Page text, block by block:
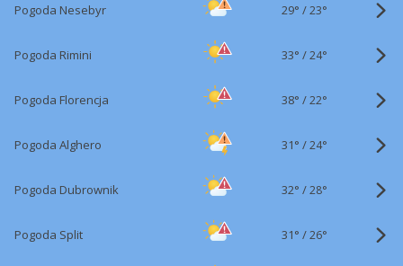
Pogoda Nesebyr 29° /23°
Pogoda Rimini 33° /24°
Pogoda Florencja 38° /22°
Pogoda Alghero 31° /24°
Pogoda Dubrownik 32° /28°
Pogoda Split 31° /26°